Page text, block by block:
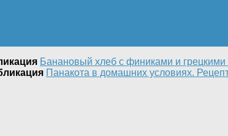
Банановый хлеб с финиками и
Панакота в домашних условиях.